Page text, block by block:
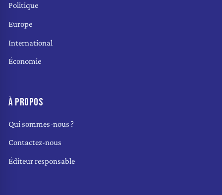
Politique
Europe
International
Économie
À PROPOS
Qui sommes-nous ?
Contactez-nous
Éditeur responsable